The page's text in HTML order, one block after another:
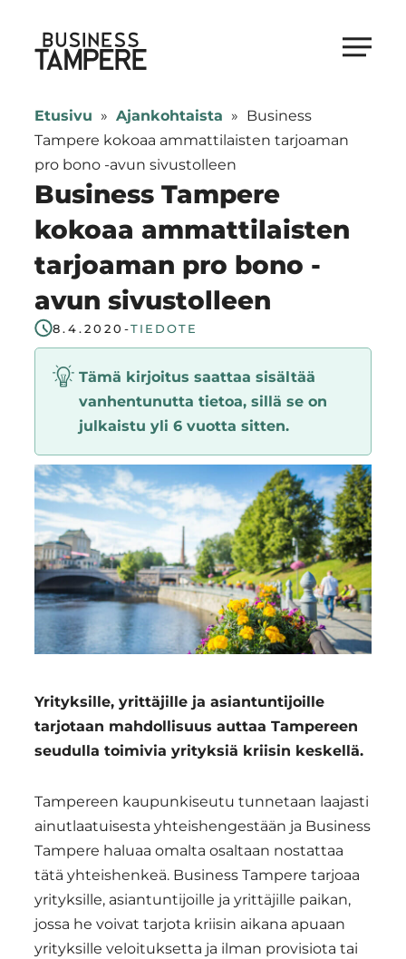
suoraan
sisältöön
Business Tampere
Tampere
supports
talents,
investors
and
entrepreneurs
in
making
a
smooth
start
Tampere
Region
Etusivu » Ajankohtaista » Business
Tampere kokoaa ammattilaisten tarjoaman
pro bono -avun sivustolleen
Business Tampere
kokoaa ammattilaisten
tarjoaman pro bono -
avun sivustolleen
8.4.2020 -TIEDOTE
Tämä kirjoitus saattaa sisältää
vanhentunutta tietoa, sillä se on
julkaistu yli 6 vuotta sitten.
Yrityksille, yrittäjille ja asiantuntijoille
tarjotaan mahdollisuus auttaa Tampereen
seudulla toimivia yrityksiä kriisin keskellä.
Tampereen kaupunkiseutu tunnetaan laajasti
ainutlaatuisesta yhteishengestään ja Business
Tampere haluaa omalta osaltaan nostattaa
tätä yhteishenkeä. Business Tampere tarjoaa
yrityksille, asiantuntijoille ja yrittäjille paikan,
jossa he voivat tarjota kriisin aikana apuaan
yrityksille veloituksetta ja ilman provisiota tai